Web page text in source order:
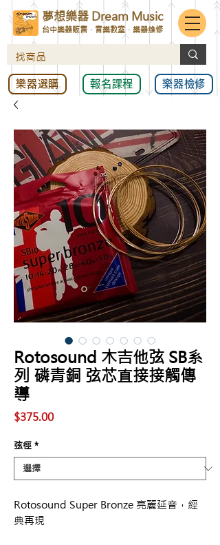
樂器選購 報名課程 樂器檢修
夢想樂器 Dream Music
台中樂器販售．音樂教室．樂器維修
Rotosound 木吉他弦 SB系
列 磷青銅 弦芯直接接觸傳
導
$375.00價
弦徑 *
Rotosound Super Bronze 亮麗延音，經
典再現